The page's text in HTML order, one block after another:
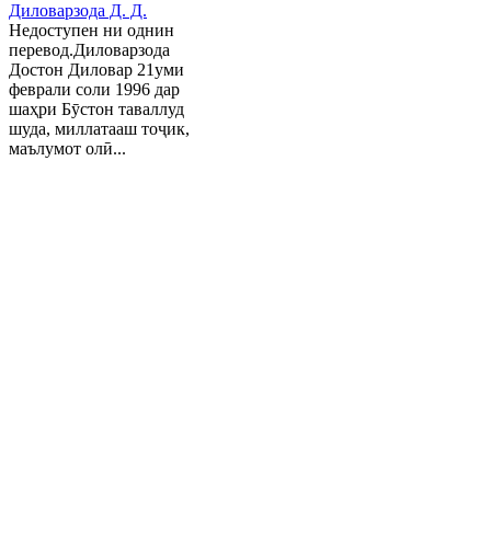
Диловарзода Д. Д.
Недоступен ни однин
перевод.Диловарзода
Достон Диловар 21уми
феврали соли 1996 дар
шаҳри Бӯстон таваллуд
шуда, миллатааш тоҷик,
маълумот олӣ...